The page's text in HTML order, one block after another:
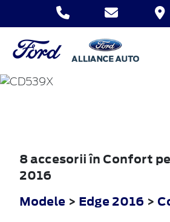
EDGE
8 accesorii în Confort
2016
Modele > Edge 2016 >